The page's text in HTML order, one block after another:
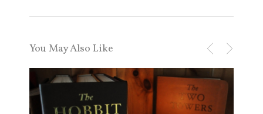
You May Also Like